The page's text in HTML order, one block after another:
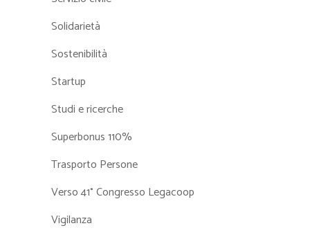
Solidarietà
Sostenibilità
Startup
Studi e ricerche
Superbonus 110%
Trasporto Persone
Verso 41° Congresso Legacoop
Vigilanza